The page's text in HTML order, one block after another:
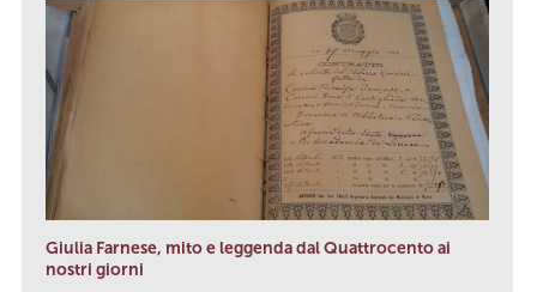
Giulia Farnese, mito e leggenda dal Quattrocento ai
nostri giorni